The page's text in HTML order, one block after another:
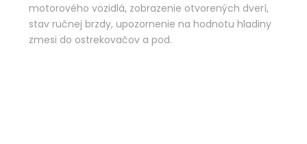
motorového vozidlá, zobrazenie otvorených dverí,
stav ručnej brzdy, upozornenie na hodnotu hladiny
zmesi do ostrekovačov a pod.